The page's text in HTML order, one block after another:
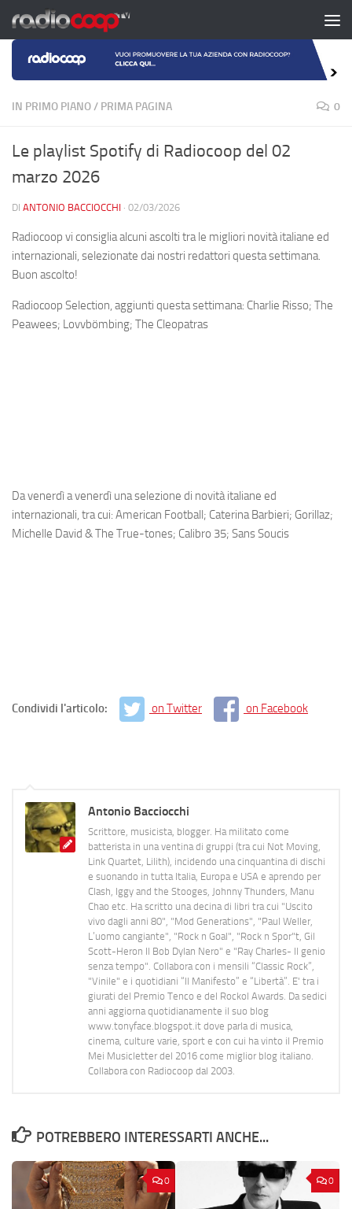
Salta al contenuto
IN PRIMO PIANO/ PRIMA PAGINA 0
Le playlist Spotify di Radiocoop del 02
marzo 2026
DI ANTONIO BACCIOCCHI · 02/03/2026
Radiocoop vi consiglia alcuni ascolti tra le migliori novità italiane ed
internazionali, selezionate dai nostri redattori questa settimana.
Buon ascolto!
Radiocoop Selection, aggiunti questa settimana: Charlie Risso; The
Peawees; Lovvbömbing; The Cleopatras
Da venerdì a venerdì una selezione di novità italiane ed
internazionali, tra cui: American Football; Caterina Barbieri; Gorillaz;
Michelle David & The True-tones; Calibro 35; Sans Soucis
Condividi l'articolo: on Twitter on Facebook
Antonio Bacciocchi
Scrittore, musicista, blogger. Ha militato come
batterista in una ventina di gruppi (tra cui Not Moving,
Link Quartet, Lilith), incidendo una cinquantina di dischi
e suonando in tutta Italia, Europa e USA e aprendo per
Clash, Iggy and the Stooges, Johnny Thunders, Manu
Chao etc. Ha scritto una decina di libri tra cui "Uscito
vivo dagli anni 80", "Mod Generations", "Paul Weller,
L’uomo cangiante", "Rock n Goal", "Rock n Spor"t, Gil
Scott-Heron Il Bob Dylan Nero" e "Ray Charles- Il genio
senza tempo". Collabora con i mensili “Classic Rock”,
"Vinile" e i quotidiani “Il Manifesto” e “Libertà”. E' tra i
giurati del Premio Tenco e del Rockol Awards. Da sedici
anni aggiorna quotidianamente il suo blog
www.tonyface.blogspot.it dove parla di musica,
cinema, culture varie, sport e con cui ha vinto il Premio
Mei Musicletter del 2016 come miglior blog italiano.
Collabora con Radiocoop dal 2003.
POTREBBERO INTERESSARTI ANCHE...
0 0